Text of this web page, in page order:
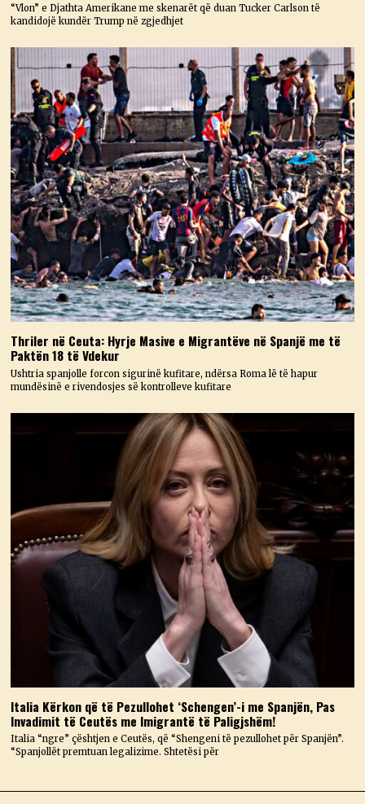
“Vlon” e Djathta Amerikane me skenarët që duan Tucker Carlson të
kandidojë kundër Trump në zgjedhjet
Thriler në Ceuta: Hyrje Masive e Migrantëve në Spanjë me të
Paktën 18 të Vdekur
Ushtria spanjolle forcon sigurinë kufitare, ndërsa Roma lë të hapur
mundësinë e rivendosjes së kontrolleve kufitare
Italia Kërkon që të Pezullohet ‘Schengen’-i me Spanjën, Pas
Invadimit të Ceutës me Imigrantë të Paligjshëm!
Italia “ngre” çështjen e Ceutës, që “Shengeni të pezullohet për Spanjën”.
“Spanjollët premtuan legalizime. Shtetësi për